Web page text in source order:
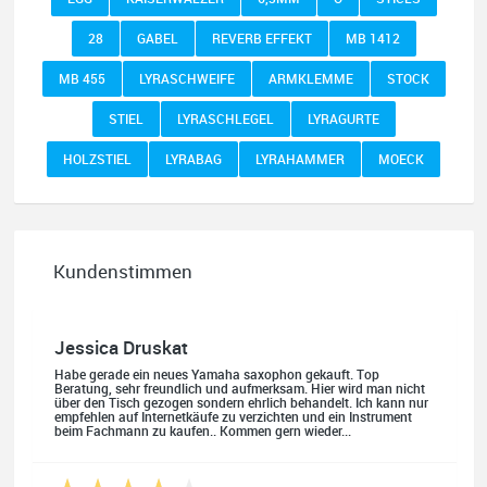
28 GABEL REVERB EFFEKT MB 1412
MB 455 LYRASCHWEIFE ARMKLEMME STOCK
STIEL LYRASCHLEGEL LYRAGURTE
HOLZSTIEL LYRABAG LYRAHAMMER MOECK
Kundenstimmen
Beratung, sehr freundlich und aufmerksam. Hier wird man nicht
über den Tisch gezogen sondern ehrlich behandelt. Ich kann nur
empfehlen auf Internetkäufe zu verzichten und ein Instrument
beim Fachmann zu kaufen.. Kommen gern wieder...